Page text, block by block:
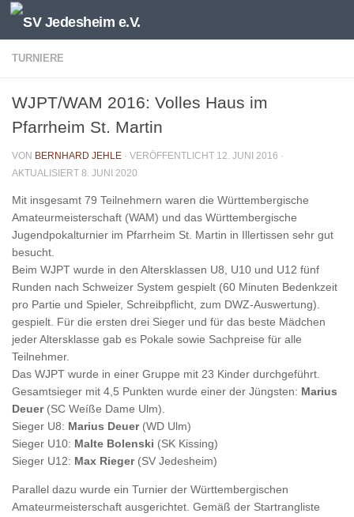
Unter dem Inhalt
TURNIERE
WJPT/WAM 2016: Volles Haus im
Pfarrheim St. Martin
VON BERNHARD JEHLE · VERÖFFENTLICHT 12. JUNI 2016 ·
AKTUALISIERT 8. JUNI 2020
Mit insgesamt 79 Teilnehmern waren die Württembergische
Amateurmeisterschaft (WAM) und das Württembergische
Jugendpokalturnier im Pfarrheim St. Martin in Illertissen sehr gut
besucht.
Beim WJPT wurde in den Altersklassen U8, U10 und U12 fünf
Runden nach Schweizer System gespielt (60 Minuten Bedenkzeit
pro Partie und Spieler, Schreibpflicht, zum DWZ-Auswertung).
gespielt. Für die ersten drei Sieger und für das beste Mädchen
jeder Altersklasse gab es Pokale sowie Sachpreise für alle
Teilnehmer.
Das WJPT wurde in einer Gruppe mit 23 Kinder durchgeführt.
Gesamtsieger mit 4,5 Punkten wurde einer der Jüngsten: Marius
Deuer(SC Weíße Dame Ulm).
Sieger U8: Marius Deuer(WD Ulm)
Sieger U10: Malte Bolenski (SK Kissing)
Sieger U12: Max Rieger(SV Jedesheim)
Parallel dazu wurde ein Turnier der Württembergischen
Amateurmeisterschaft ausgerichtet. Gemäß der Startrangliste